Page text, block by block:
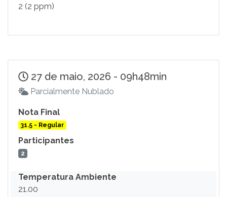
2 (2 ppm)
27 de maio, 2026 - 09h48min
Parcialmente Nublado
Nota Final
31.5 - Regular
Participantes
2
Temperatura Ambiente
21.00